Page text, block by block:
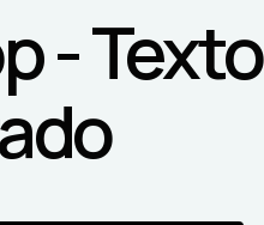
- Texto